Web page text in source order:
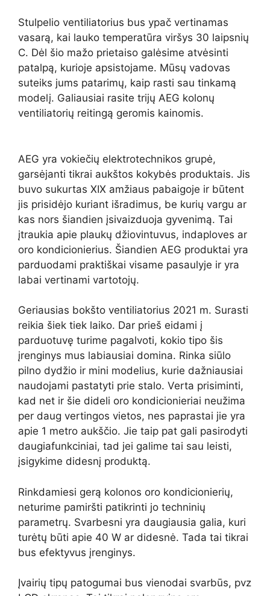
Stulpelio ventiliatorius bus ypač vertinamas
vasarą, kai lauko temperatūra viršys 30 laipsnių
C. Dėl šio mažo prietaiso galėsime atvėsinti
patalpą, kurioje apsistojame. Mūsų vadovas
suteiks jums patarimų, kaip rasti sau tinkamą
modelį. Galiausiai rasite trijų AEG kolonų
ventiliatorių reitingą geromis kainomis.
AEG yra vokiečių elektrotechnikos grupė,
garsėjanti tikrai aukštos kokybės produktais. Jis
buvo sukurtas XIX amžiaus pabaigoje ir būtent
jis prisidėjo kuriant išradimus, be kurių vargu ar
kas nors šiandien įsivaizduoja gyvenimą. Tai
įtraukia apie plaukų džiovintuvus, indaploves ar
oro kondicionierius. Šiandien AEG produktai yra
parduodami praktiškai visame pasaulyje ir yra
labai vertinami vartotojų.
Geriausias bokšto ventiliatorius 2021 m. Surasti
reikia šiek tiek laiko. Dar prieš eidami į
parduotuvę turime pagalvoti, kokio tipo šis
įrenginys mus labiausiai domina. Rinka siūlo
pilno dydžio ir mini modelius, kurie dažniausiai
naudojami pastatyti prie stalo. Verta prisiminti,
kad net ir šie dideli oro kondicionieriai neužima
per daug vertingos vietos, nes paprastai jie yra
apie 1 metro aukščio. Jie taip pat gali pasirodyti
daugiafunkciniai, tad jei galime tai sau leisti,
įsigykime didesnį produktą.
Rinkdamiesi gerą kolonos oro kondicionierių,
neturime pamiršti patikrinti jo techninių
parametrų. Svarbesni yra daugiausia galia, kuri
turėtų būti apie 40 W ar didesnė. Tada tai tikrai
bus efektyvus įrenginys.
Įvairių tipų patogumai bus vienodai svarbūs, pvz